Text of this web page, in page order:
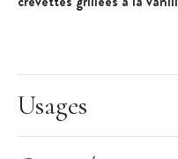
véritable promesse de
une marque engagée pour
respectueuse de la nature
Les + produit :
Usages